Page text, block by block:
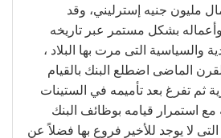
مليون جنيه إسترليني، وقد
بشكل مستمر عبر تاريخه
والسياسية التى مرت بها البلاد ،
الماضى اضطلع البنك بالقيام
ثم تفرغ بعد تأميمه في الستينات
مع استمرار قيامه بوظائف البنك
لا يوجد للأخير فروع بها فضلاً عن